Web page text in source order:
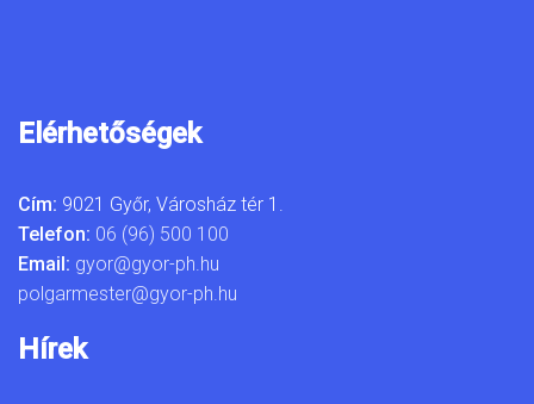
Elérhetőségek
Cím: 9021 Győr, Városház tér 1.
Telefon: 06 (96) 500 100
Email: gyor@gyor-ph.hu
polgarmester@gyor-ph.hu
Hírek